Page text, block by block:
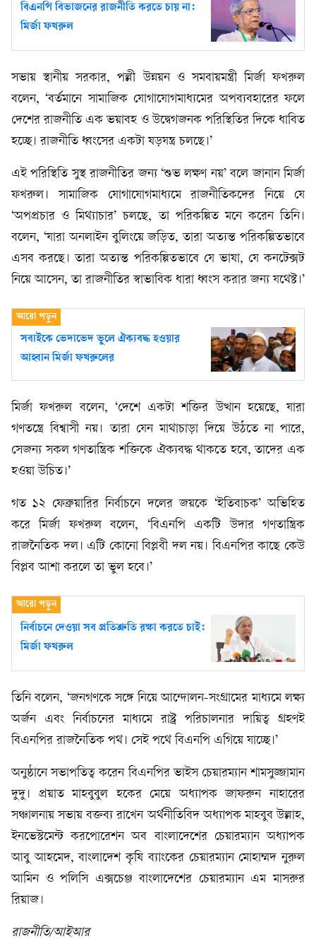
বিএনপি বিভাজনের রাজনীতি করতে চায় না:
মির্জা ফখরুল
সভায় স্থানীয় সরকার, পল্লী উন্নয়ন ও সমবায়মন্ত্রী মির্জা ফখরুল
বলেন, ‘বর্তমানে সামাজিক যোগাযোগমাধ্যমের অপব্যবহারের ফলে
দেশের রাজনীতি এক ভয়াবহ ও উদ্বেগজনক পরিস্থিতির দিকে ধাবিত
হচ্ছে। রাজনীতি ধ্বংসের একটা ষড়যন্ত্র চলছে।’
এই পরিস্থিতি সুস্থ রাজনীতির জন্য ‘শুভ লক্ষণ নয়’ বলে জানান মির্জা
ফখরুল। সামাজিক যোগাযোগমাধ্যমে রাজনীতিকদের নিয়ে যে
‘অপপ্রচার ও মিথ্যাচার’ চলছে, তা পরিকল্পিত মনে করেন তিনি।
বলেন, ‘যারা অনলাইন বুলিংয়ে জড়িত, তারা অত্যন্ত পরিকল্পিতভাবে
এসব করছে। তারা অত্যন্ত পরিকল্পিতভাবে যে ভাষা, যে কনটেক্সট
নিয়ে আসেন, তা রাজনীতির স্বাভাবিক ধারা ধ্বংস করার জন্য যথেষ্ট।’
সবাইকে ভেদাভেদ ভুলে ঐক্যবদ্ধ হওয়ার
আহ্বান মির্জা ফখরুলের
মির্জা ফখরুল বলেন, ‘দেশে একটা শক্তির উত্থান হয়েছে, যারা
গণতন্ত্রে বিশ্বাসী নয়। তারা যেন মাথাচাড়া দিয়ে উঠতে না পারে,
সেজন্য সকল গণতান্ত্রিক শক্তিকে ঐক্যবদ্ধ থাকতে হবে, তাদের এক
হওয়া উচিত।’
গত ১২ ফেব্রুয়ারির নির্বাচনে দলের জয়কে ‘ইতিবাচক’ অভিহিত
করে মির্জা ফখরুল বলেন, ‘বিএনপি একটি উদার গণতান্ত্রিক
রাজনৈতিক দল। এটি কোনো বিপ্লবী দল নয়। বিএনপির কাছে কেউ
বিপ্লব আশা করলে তা ভুল হবে।’
নির্বাচনে দেওয়া সব প্রতিশ্রুতি রক্ষা করতে চাই:
মির্জা ফখরুল
তিনি বলেন, ‘জনগণকে সঙ্গে নিয়ে আন্দোলন-সংগ্রামের মাধ্যমে লক্ষ্য
অর্জন এবং নির্বাচনের মাধ্যমে রাষ্ট্র পরিচালনার দায়িত্ব গ্রহণই
বিএনপির রাজনৈতিক পথ। সেই পথে বিএনপি এগিয়ে যাচ্ছে।’
অনুষ্ঠানে সভাপতিত্ব করেন বিএনপির ভাইস চেয়ারম্যান শামসুজ্জামান
দুদু। প্রয়াত মাহবুবুল হকের মেয়ে অধ্যাপক জাফরুন নাহারের
সঞ্চালনায় সভায় বক্তব্য রাখেন অর্থনীতিবিদ অধ্যাপক মাহবুব উল্লাহ,
ইনভেস্টমেন্ট করপোরেশন অব বাংলাদেশের চেয়ারম্যান অধ্যাপক
আবু আহমেদ, বাংলাদেশ কৃষি ব্যাংকের চেয়ারম্যান মোহাম্মদ নুরুল
আমিন ও পলিসি এক্সচেঞ্জ বাংলাদেশের চেয়ারম্যান এম মাসরুর
রিয়াজ।
রাজনীতি/আইআর